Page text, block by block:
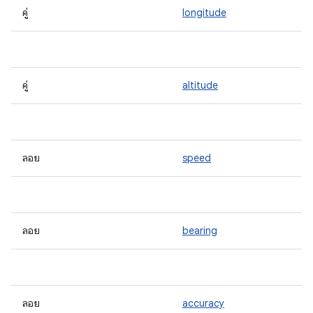
คู่ longitude
คู่ altitude
ลอย speed
ลอย bearing
ลอย accuracy